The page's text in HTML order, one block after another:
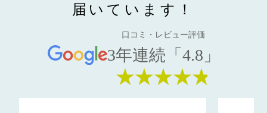
届いています！
口コミ・レビュー評価
3年連続「4.8」
★★★★★